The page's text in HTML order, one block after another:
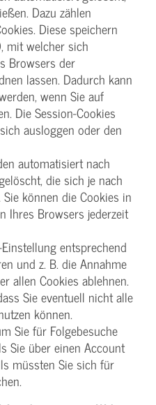
Dazu zählen
Diese speichern
mit welcher sich
Browsers der
lassen. Dadurch kann
wenn Sie auf
Die Session-Cookies
ausloggen oder den
automatisiert nach
die sich je nach
können die Cookies in
Ihres Browsers jederzeit
entsprechend
und z. B. die Annahme
allen Cookies ablehnen.
Sie eventuell nicht alle
können.
Sie für Folgebesuche
Sie über einen Account
müssten Sie sich für